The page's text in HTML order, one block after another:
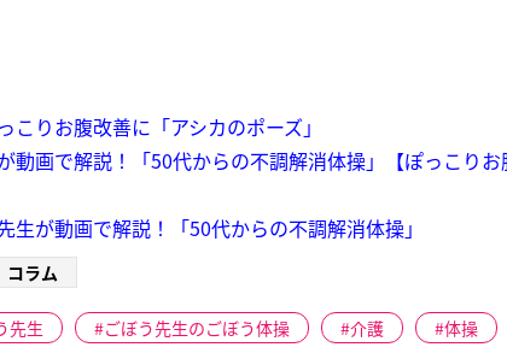
こりお腹改善に「アシカのポーズ」
動画で解説！「50代からの不調解消体操」【ぽっこり
生が動画で解説！「50代からの不調解消体操」
コラム
先生 ごぼう先生のごぼう体操 介護 体操